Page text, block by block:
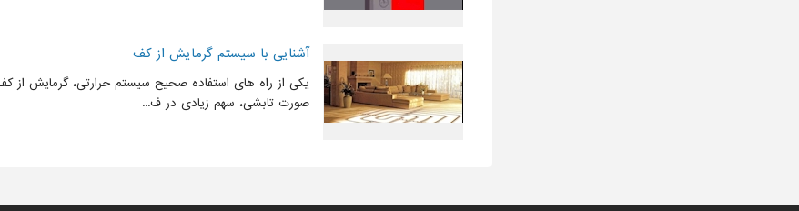
آشنایی با سیستم گرمایش از کف
یکی از راه های استفاده صحیح سیستم حرارتی، گرمایش از
صورت تابشی، سهم زیادی در ف...